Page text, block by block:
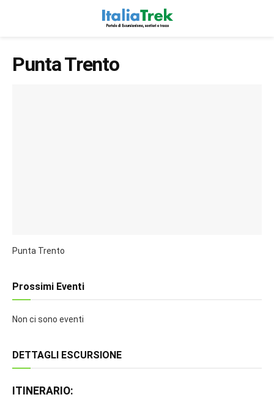
Punta Trento
Punta Trento
Prossimi Eventi
Non ci sono eventi
DETTAGLI ESCURSIONE
ITINERARIO: